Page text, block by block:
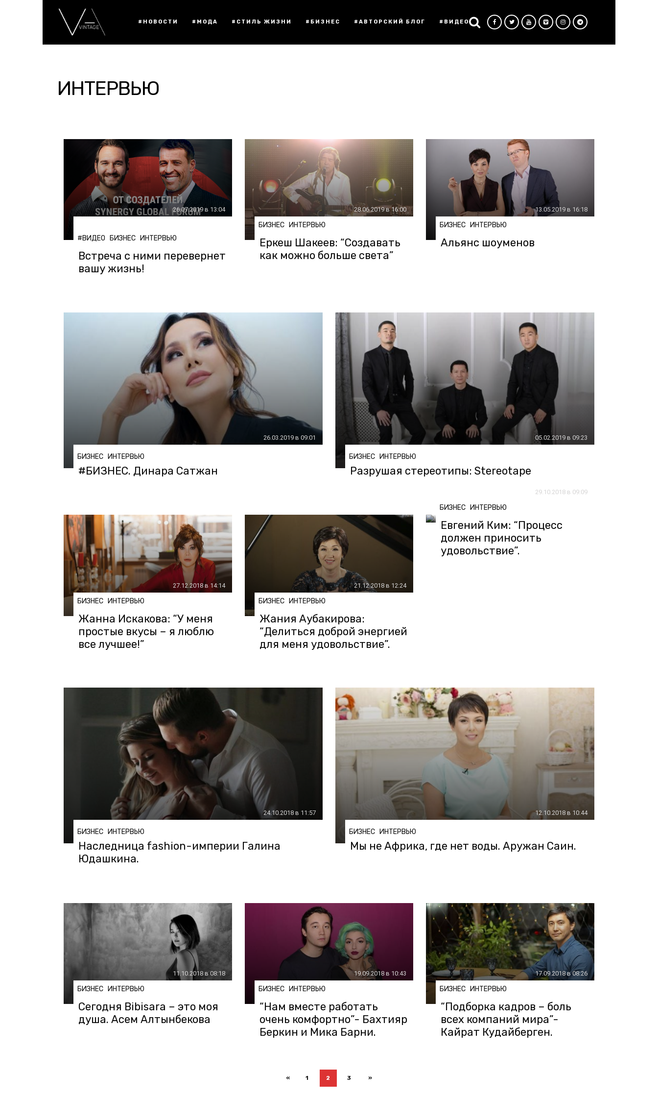
#НОВОСТИ #МОДА #СТИЛЬ ЖИЗНИ #БИЗНЕС #АВТОРСКИЙ БЛОГ #ВИДЕО
ИНТЕРВЬЮ
26.07.2019 в 13:04
#ВИДЕО БИЗНЕС ИНТЕРВЬЮ
Встреча с ними перевернет
вашу жизнь!
28.06.2019 в 16:00
БИЗНЕС ИНТЕРВЬЮ
Еркеш Шакеев: “Создавать
как можно больше света”
13.05.2019 в 16:18
БИЗНЕС ИНТЕРВЬЮ
Альянс шоуменов
26.03.2019 в 09:01
БИЗНЕС ИНТЕРВЬЮ
#БИЗНЕС. Динара Сатжан
05.02.2019 в 09:23
БИЗНЕС ИНТЕРВЬЮ
Разрушая стереотипы: Stereotape
27.12.2018 в 14:14
БИЗНЕС ИНТЕРВЬЮ
Жанна Искакова: “У меня
простые вкусы – я люблю
все лучшее!”
21.12.2018 в 12:24
БИЗНЕС ИНТЕРВЬЮ
Жания Аубакирова:
“Делиться доброй энергией
для меня удовольствие”.
29.10.2018 в 09:09
БИЗНЕС ИНТЕРВЬЮ
Евгений Ким: “Процесс
должен приносить
удовольствие”.
24.10.2018 в 11:57
БИЗНЕС ИНТЕРВЬЮ
Наследница fashion-империи Галина
Юдашкина.
12.10.2018 в 10:44
БИЗНЕС ИНТЕРВЬЮ
Мы не Африка, где нет воды. Аружан Саин.
11.10.2018 в 08:18
БИЗНЕС ИНТЕРВЬЮ
Сегодня Bibisara – это моя
душа. Асем Алтынбекова
19.09.2018 в 10:43
БИЗНЕС ИНТЕРВЬЮ
“Нам вместе работать
очень комфортно”- Бахтияр
Беркин и Мика Барни.
17.09.2018 в 08:26
БИЗНЕС ИНТЕРВЬЮ
“Подборка кадров – боль
всех компаний мира”-
Кайрат Кудайберген.
« 1 2 3 »